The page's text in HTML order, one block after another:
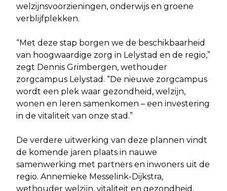
welzijnsvoorzieningen, onderwijs en groene
verblijfplekken.
“Met deze stap borgen we de beschikbaarheid
van hoogwaardige zorg in Lelystad en de regio,”
zegt Dennis Grimbergen, wethouder
zorgcampus Lelystad. “De nieuwe zorgcampus
wordt een plek waar gezondheid, welzijn,
wonen en leren samenkomen – een investering
in de vitaliteit van onze stad.”
De verdere uitwerking van deze plannen vindt
de komende jaren plaats in nauwe
samenwerking met partners en inwoners uit de
regio. Annemieke Messelink-Dijkstra,
wethouder welzijn, vitaliteit en gezondheid,